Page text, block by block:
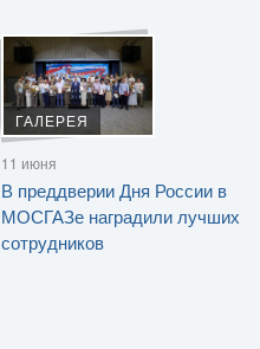
ГАЛЕРЕЯ
11 июня
В преддверии Дня России в
МОСГАЗе наградили лучших
сотрудников